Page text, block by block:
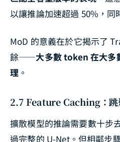
以讓推論加速超過 50%，同
MoD 的意義在於它揭示了
餘——大多數 token 在大多
理 。
2.7 Feature Caching：跳
擴散模型的推論需要數十步
過完整的 U-Net。但相鄰步